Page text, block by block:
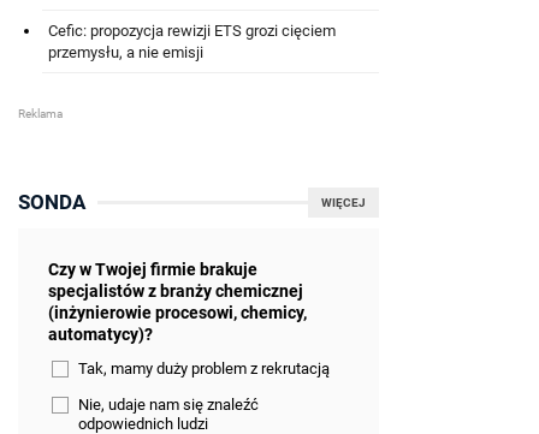
Cefic: propozycja rewizji ETS grozi cięciem
przemysłu, a nie emisji
WIĘCEJ
SONDA
Czy w Twojej firmie brakuje
specjalistów z branży chemicznej
(inżynierowie procesowi, chemicy,
automatycy)?
Tak, mamy duży problem z rekrutacją
Nie, udaje nam się znaleźć
odpowiednich ludzi